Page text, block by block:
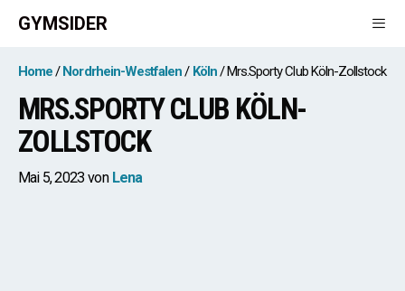
Zum
Inhalt
springen
GYMSIDER
Home Nordrhein-Westfalen Köln Mrs.Sporty Club Köln-Zollstock
MRS.SPORTY CLUB KÖLN-
ZOLLSTOCK
Mai 5, 2023 von Lena